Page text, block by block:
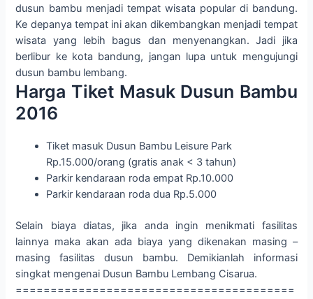
dusun bambu menjadi tempat wisata popular di bandung.
Ke depanya tempat ini akan dikembangkan menjadi tempat
wisata yang lebih bagus dan menyenangkan. Jadi jika
berlibur ke kota bandung, jangan lupa untuk mengujungi
dusun bambu lembang.
Harga Tiket Masuk Dusun Bambu
2016
Tiket masuk Dusun Bambu Leisure Park
Rp.15.000/orang (gratis anak < 3 tahun)
Parkir kendaraan roda empat Rp.10.000
Parkir kendaraan roda dua Rp.5.000
Selain biaya diatas, jika anda ingin menikmati fasilitas
lainnya maka akan ada biaya yang dikenakan masing –
masing fasilitas dusun bambu. Demikianlah informasi
singkat mengenai Dusun Bambu Lembang Cisarua.
========================================